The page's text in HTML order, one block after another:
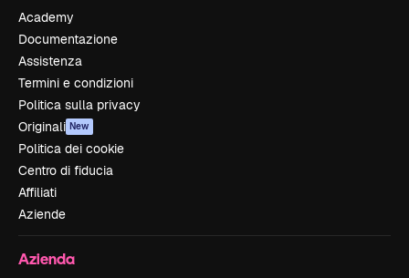
Academy
Documentazione
Assistenza
Termini e condizioni
Politica sulla privacy
Originali New
Politica dei cookie
Centro di fiducia
Affiliati
Aziende
Azienda